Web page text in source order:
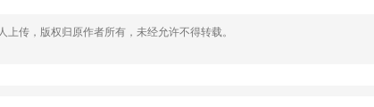
传，版权归原作者所有，未经允许不得转载。